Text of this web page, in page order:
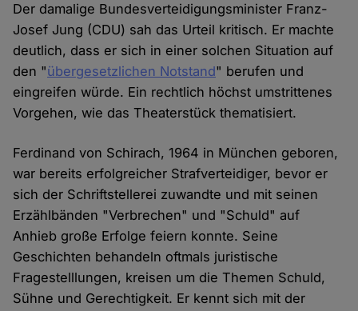
Der damalige Bundesverteidigungsminister Franz-
Josef Jung (CDU) sah das Urteil kritisch. Er machte
deutlich, dass er sich in einer solchen Situation auf
den "übergesetzlichen Notstand" berufen und
eingreifen würde. Ein rechtlich höchst umstrittenes
Vorgehen, wie das Theaterstück thematisiert.
Ferdinand von Schirach, 1964 in München geboren,
war bereits erfolgreicher Strafverteidiger, bevor er
sich der Schriftstellerei zuwandte und mit seinen
Erzählbänden "Verbrechen" und "Schuld" auf
Anhieb große Erfolge feiern konnte. Seine
Geschichten behandeln oftmals juristische
Fragestelllungen, kreisen um die Themen Schuld,
Sühne und Gerechtigkeit. Er kennt sich mit der